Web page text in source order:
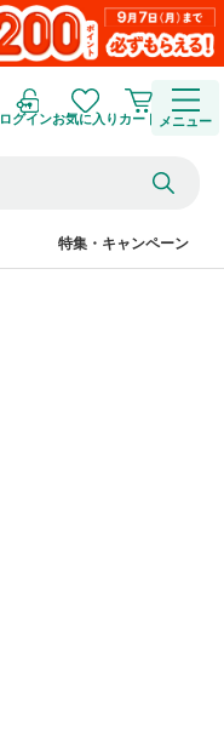
ログインお気に入り カート メニュー
特集・キャンペーン